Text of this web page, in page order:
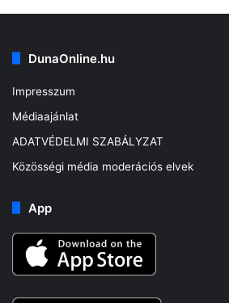
DunaOnline.hu
Impresszum
Médiaajánlat
ADATVÉDELMI SZABÁLYZAT
Közösségi média moderációs elvek
App